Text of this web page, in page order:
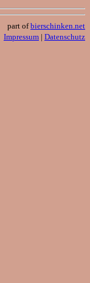
part ofbierschinken.net
Impressum | Datenschutz